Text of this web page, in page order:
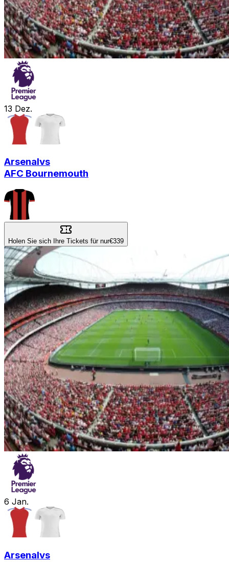
13 Dez.
Arsenalvs
AFC Bournemouth
Holen Sie sich Ihre Tickets für nur€339
6 Jan.
Arsenalvs